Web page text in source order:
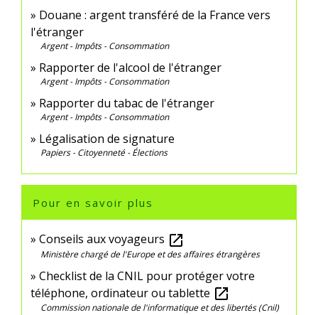
Douane : argent transféré de la France vers
l'étranger
Argent - Impôts - Consommation
Rapporter de l'alcool de l'étranger
Argent - Impôts - Consommation
Rapporter du tabac de l'étranger
Argent - Impôts - Consommation
Légalisation de signature
Papiers - Citoyenneté - Élections
Pour en savoir plus
Conseils aux voyageurs open_in_new
Ministère chargé de l'Europe et des affaires étrangères
Checklist de la CNIL pour protéger votre
téléphone, ordinateur ou tablette open_in_new
Commission nationale de l'informatique et des libertés (Cnil)